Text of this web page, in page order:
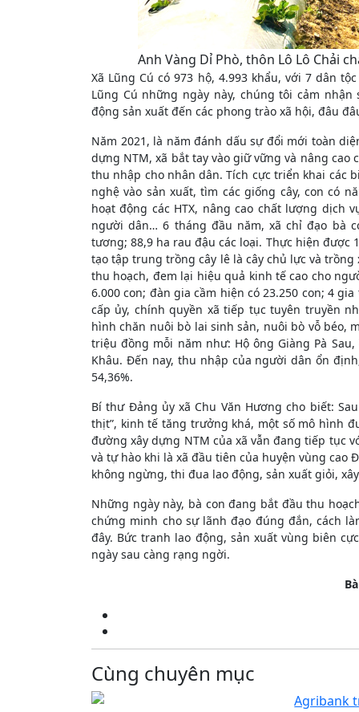
Anh Vàng Dỉ Phò, thôn Lô Lô Chải
Xã Lũng Cú có 973 hộ, 4.993 khẩu, với 7 dân
Lũng Cú những ngày này, chúng tôi cảm
động sản xuất đến các phong trào xã hội, đâu
Năm 2021, là năm đánh dấu sự đổi mới toàn
dựng NTM, xã bắt tay vào giữ vững và nâng
thu nhập cho nhân dân. Tích cực triển khai các
nghệ vào sản xuất, tìm các giống cây, con có
hoạt động các HTX, nâng cao chất lượng
người dân… 6 tháng đầu năm, xã chỉ đạo bà
tương; 88,9 ha rau đậu các loại. Thực hiện được
tạo tập trung trồng cây lê là cây chủ lực và
thu hoạch, đem lại hiệu quả kinh tế cao cho
6.000 con; đàn gia cầm hiện có 23.250 con; 4
cấp ủy, chính quyền xã tiếp tục tuyên truyền
hình chăn nuôi bò lai sinh sản, nuôi bò vỗ béo,
triệu đồng mỗi năm như: Hộ ông Giàng Pà
Khâu. Đến nay, thu nhập của người dân ổn
54,36%.
Bí thư Đảng ủy xã Chu Văn Hương cho biết:
thịt”, kinh tế tăng trưởng khá, một số mô hình
đường xây dựng NTM của xã vẫn đang tiếp tục
và tự hào khi là xã đầu tiên của huyện vùng cao
không ngừng, thi đua lao động, sản xuất giỏi,
Những ngày này, bà con đang bắt đầu thu
chứng minh cho sự lãnh đạo đúng đắn, cách
đây. Bức tranh lao động, sản xuất vùng biên
ngày sau càng rạng ngời.
Cùng chuyên mục
Agribank